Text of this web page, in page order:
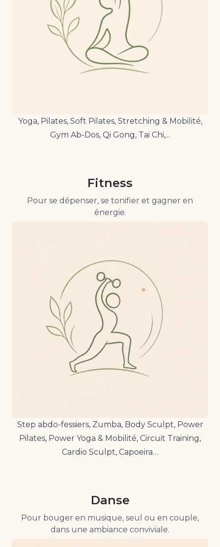
Yoga, Pilates, Soft Pilates, Stretching & Mobilité,
Gym Ab-Dos, Qi Gong, Tai Chi,...
Fitness
Pour se dépenser, se tonifier et gagner en
énergie.
Step abdo-fessiers, Zumba, Body Sculpt, Power
Pilates, Power Yoga & Mobilité, Circuit Training,
Cardio Sculpt, Capoeira…
Danse
Pour bouger en musique, seul ou en couple,
dans une ambiance conviviale.